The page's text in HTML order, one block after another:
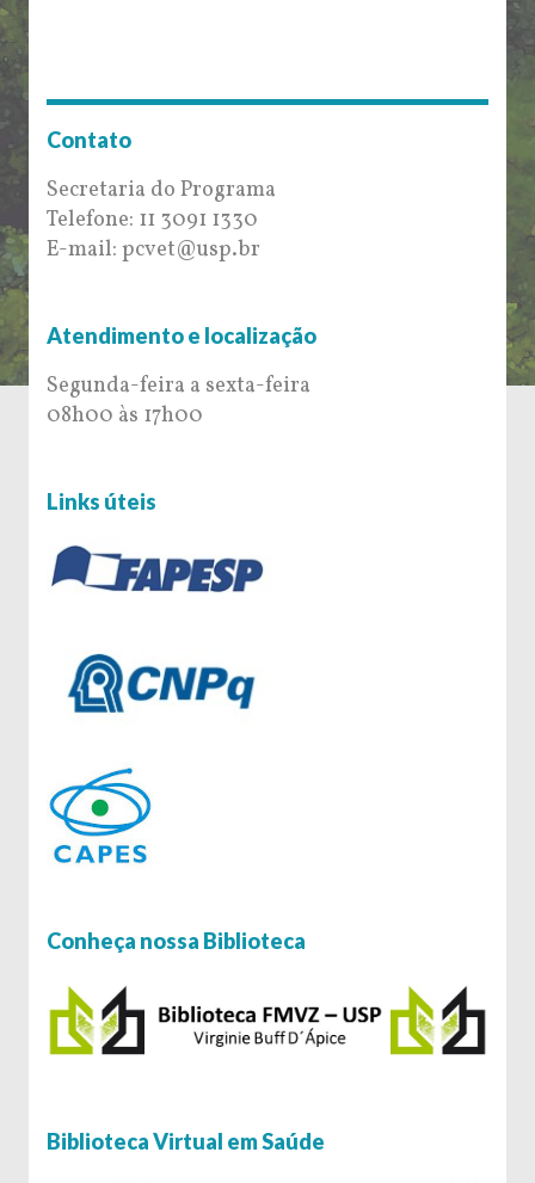
Contato
Secretaria do Programa
Telefone: 11 3091 1330
E-mail: pcvet@usp.br
Atendimento e localização
Segunda-feira a sexta-feira
08h00 às 17h00
Links úteis
Conheça nossa Biblioteca
Biblioteca Virtual em Saúde